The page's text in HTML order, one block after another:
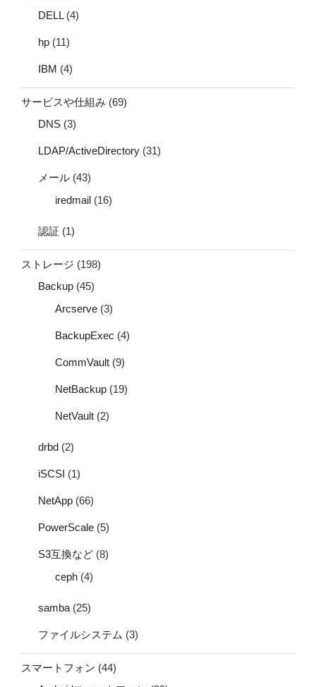
DELL(4)
hp (11)
IBM (4)
サービスや仕組み (69)
DNS (3)
LDAP/ActiveDirectory (31)
メール (43)
iredmail (16)
認証 (1)
ストレージ (198)
Backup (45)
Arcserve (3)
BackupExec (4)
CommVault (9)
NetBackup (19)
NetVault (2)
drbd (2)
iSCSI (1)
NetApp (66)
PowerScale (5)
S3互換など (8)
ceph (4)
samba (25)
ファイルシステム (3)
スマートフォン (44)